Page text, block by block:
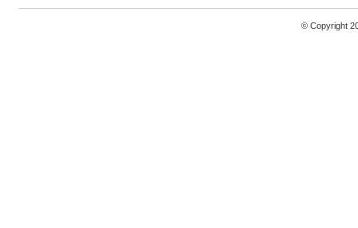
© Copyright